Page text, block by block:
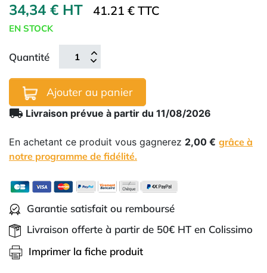
34,34 € HT 41.21 € TTC
EN STOCK
Quantité
Ajouter au panier
local_shipping Livraison prévue à partir du 11/08/2026
En achetant ce produit vous gagnerez 2,00 € grâce à
notre programme de fidélité.
Garantie satisfait ou remboursé
Livraison offerte à partir de 50€ HT en Colissimo
Imprimer la fiche produit